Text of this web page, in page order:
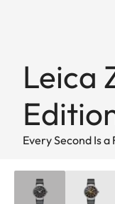
Leica
Every Second Is a